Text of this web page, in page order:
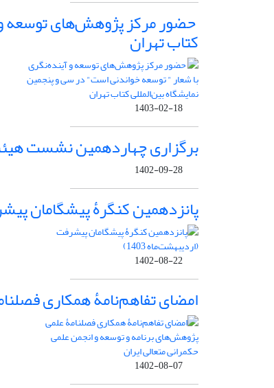
حضور مرکز پژوهش‌های توسعه و
کتاب تهران
1403-02-18
برگزاری چهاردهمین نشست
1402-09-28
پانزدهمین کنگرۀ پیشگامان
1402-08-22
امضای تفاهم‌نامۀ همکاری
1402-08-07